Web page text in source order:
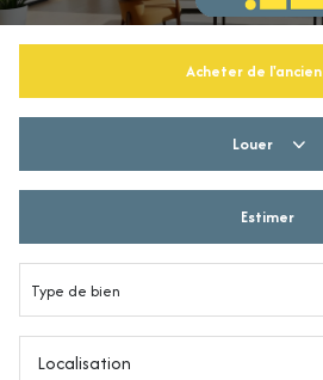
Acheter de l'ancien
Du neuf
De l'immo pro
Louer
De l'immo pro
Estimer
Type de bien
Localisation